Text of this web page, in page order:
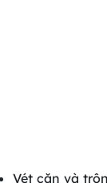
Vét cặn và